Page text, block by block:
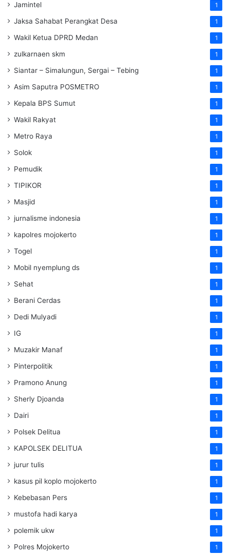
Jamintel 1
Jaksa Sahabat Perangkat Desa 1
Wakil Ketua DPRD Medan 1
zulkarnaen skm 1
Siantar – Simalungun, Sergai – Tebing 1
Asim Saputra POSMETRO 1
Kepala BPS Sumut 1
Wakil Rakyat 1
Metro Raya 1
Solok 1
Pemudik 1
TIPIKOR 1
Masjid 1
jurnalisme indonesia 1
kapolres mojokerto 1
Togel 1
Mobil nyemplung ds 1
Sehat 1
Berani Cerdas 1
Dedi Mulyadi 1
IG 1
Muzakir Manaf 1
Pinterpolitik 1
Pramono Anung 1
Sherly Djoanda 1
Dairi 1
Polsek Delitua 1
KAPOLSEK DELITUA 1
jurur tulis 1
kasus pil koplo mojokerto 1
Kebebasan Pers 1
mustofa hadi karya 1
polemik ukw 1
Polres Mojokerto 1